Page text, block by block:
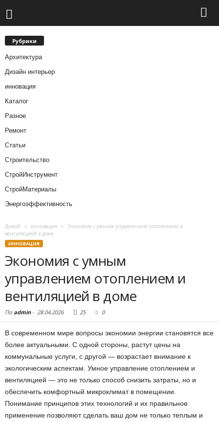
Рубрики
Архитектура
Дизайн интерьер
инновация
Каталог
Разное
Ремонт
Статьи
Строительство
СтройИнструмент
СтройМатериалы
Энергоэффективность
Домой инновация
Экономия с умным управлением отоплением и
вентиляцией в доме
ИННОВАЦИЯ
Экономия с умным
управлением отоплением и
вентиляцией в доме
По admin- 28.04.2026 25 0
В современном мире вопросы экономии энергии становятся все
более актуальными. С одной стороны, растут цены на
коммунальные услуги, с другой — возрастает внимание к
экологическим аспектам. Умное управление отоплением и
вентиляцией — это не только способ снизить затраты, но и
обеспечить комфортный микроклимат в помещении.
Понимание принципов этих технологий и их правильное
применение позволяют сделать ваш дом не только теплым и